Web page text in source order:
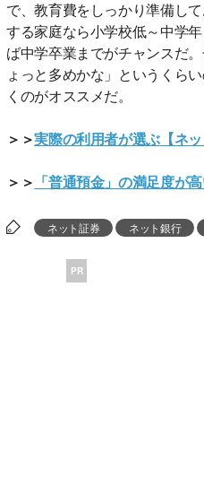
で、教育費をしっかり準備し
する家庭なら小学校低～中学
ば中学卒業までがチャンスだ
ょっと多めかな」というくら
くのがオススメだ。
＞＞実際の利用者が選ぶ【ネ
＞＞ 「普通預金」の満足度が
ネット証券 ネット銀行
PR